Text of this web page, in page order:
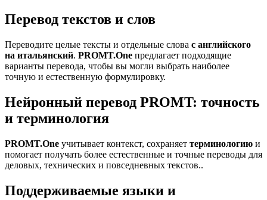
Перевод текстов и слов
Переводите целые тексты и отдельные слова с английского
на итальянский. PROMT.One предлагает подходящие
варианты перевода, чтобы вы могли выбрать наиболее
точную и естественную формулировку.
Нейронный перевод PROMT: точность
и терминология
PROMT.One учитывает контекст, сохраняет терминологию и
помогает получать более естественные и точные переводы для
деловых, технических и повседневных текстов..
Поддерживаемые языки и